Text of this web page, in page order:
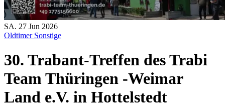
SA. 27 Jun 2026
Oldtimer Sonstige
30. Trabant-Treffen des Trabi
Team Thüringen -Weimar
Land e.V. in Hottelstedt